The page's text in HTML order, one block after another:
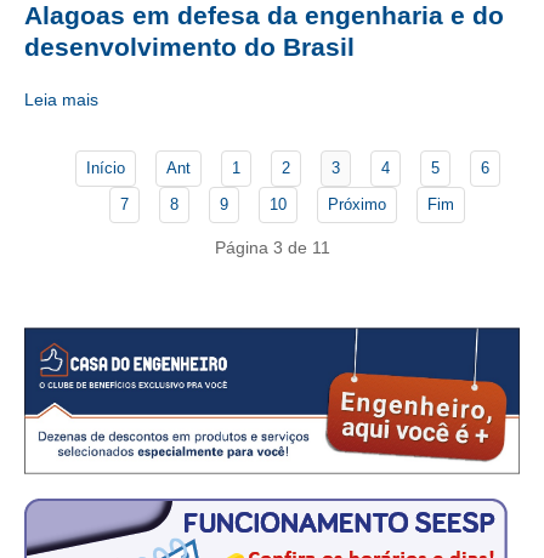
COMUNICAÇÃO
CONTEÚDO ESPECIAL
JORNAL DO ENGENHEIRO
AGENDA
NOTÍCIAS NO WHATSAPP
Alagoas em defesa da engenharia e do
desenvolvimento do Brasil
Leia mais
Início Ant 1 2 3 4 5
6
7
8 9 10 Próximo Fim
Página 3 de 11